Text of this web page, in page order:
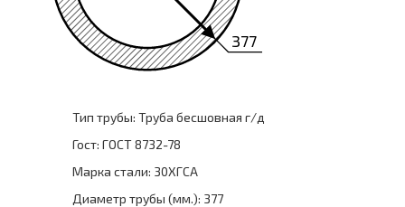
377
Тип трубы: Труба бесшовная г/д
Гост: ГОСТ 8732-78
Марка стали: 30ХГСА
Диаметр трубы (мм.): 377